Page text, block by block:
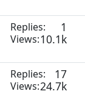
Replies: 1
Views:10.1k
Replies: 17
Views:24.7k